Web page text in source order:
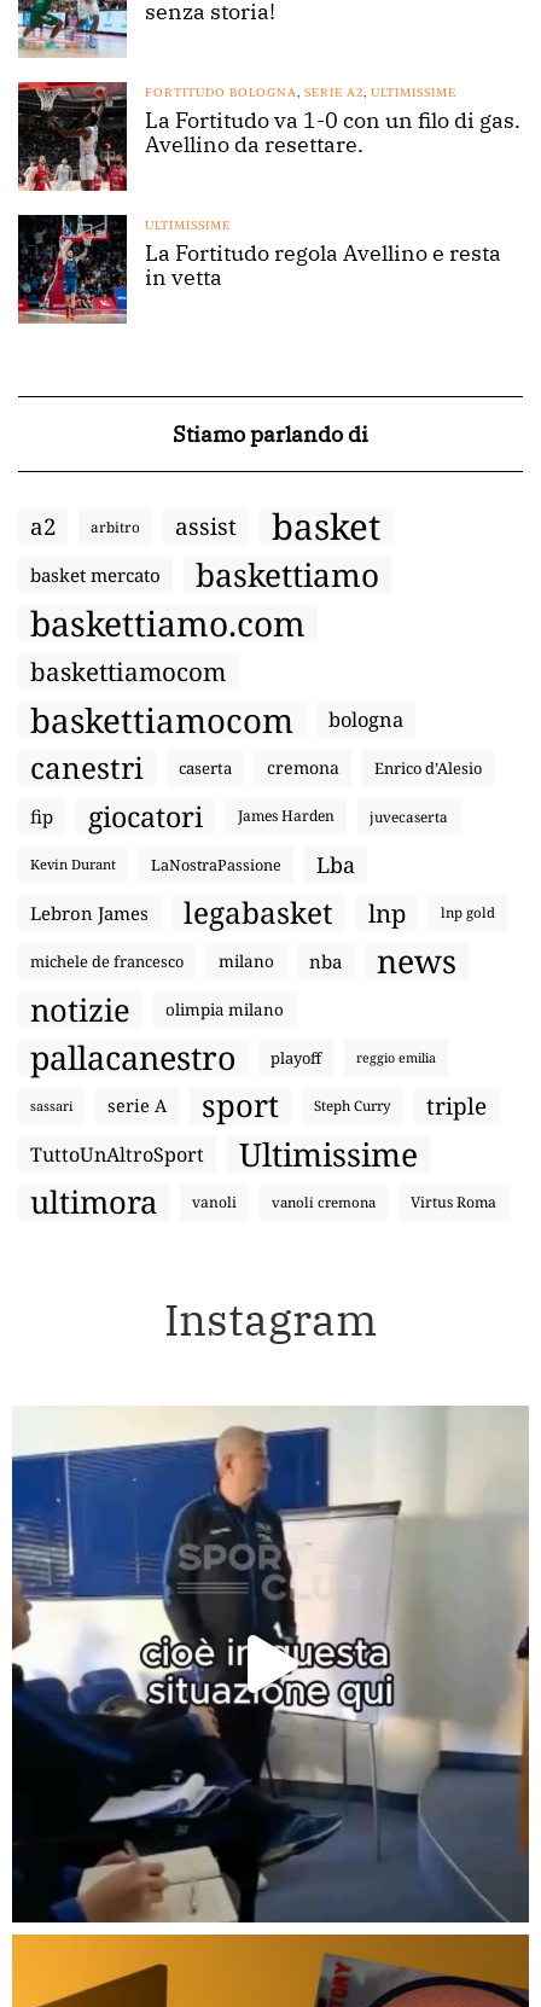
senza storia!
FORTITUDO BOLOGNA, SERIE A2, ULTIMISSIME
La Fortitudo va 1-0 con un filo di gas.
Avellino da resettare.
ULTIMISSIME
La Fortitudo regola Avellino e resta
in vetta
Stiamo parlando di
a2 arbitro assist basket
basket mercato baskettiamo
baskettiamo.com
baskettiamocom
baskettiamocom bologna
canestri caserta cremona Enrico d’Alesio
fip giocatori James Harden juvecaserta
Kevin Durant LaNostraPassione Lba
Lebron James legabasket lnp lnp gold
michele de francesco milano nba news
notizie olimpia milano
pallacanestro playoff reggio emilia
sassari serie A sport Steph Curry triple
TuttoUnAltroSport Ultimissime
ultimora vanoli vanoli cremona Virtus Roma
Instagram